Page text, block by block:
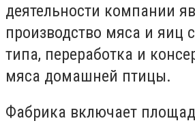
деятельности компании
производство мяса и яиц
типа, переработка и
мяса домашней птицы.
Фабрика включает